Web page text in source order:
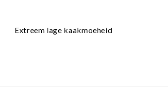
Extreem lage kaakmoeheid